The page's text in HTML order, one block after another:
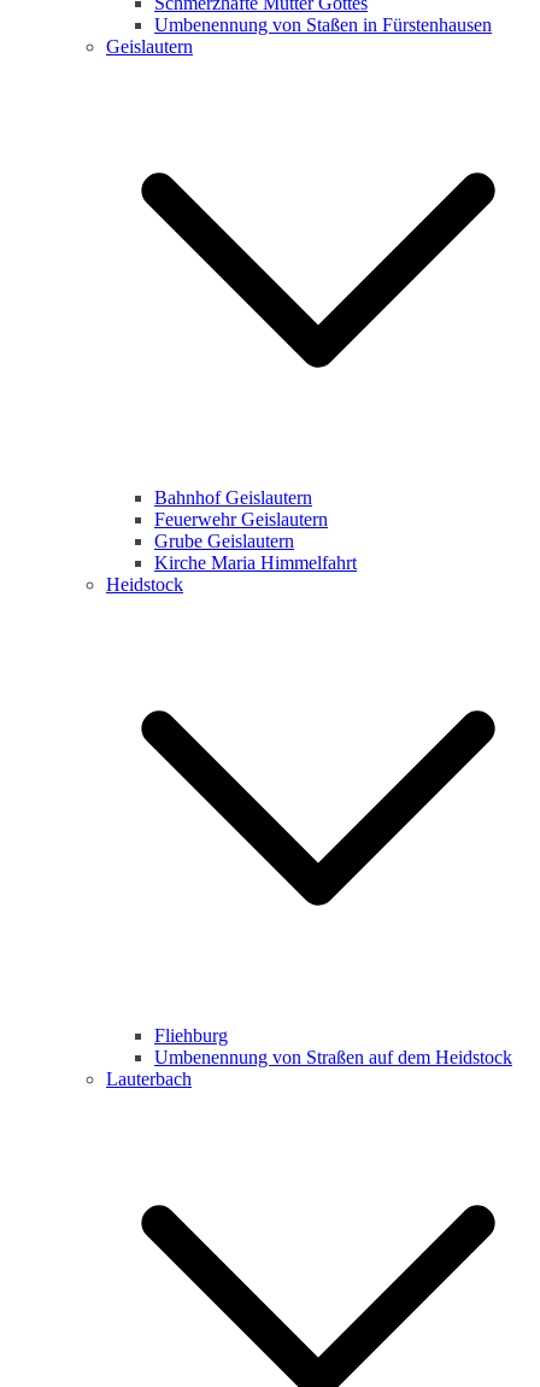
Umbenennung von Staßen in Fürstenhausen
Geislautern
Bahnhof Geislautern
Feuerwehr Geislautern
Grube Geislautern
Kirche Maria Himmelfahrt
Heidstock
Fliehburg
Umbenennung von Straßen auf dem Heidstock
Lauterbach